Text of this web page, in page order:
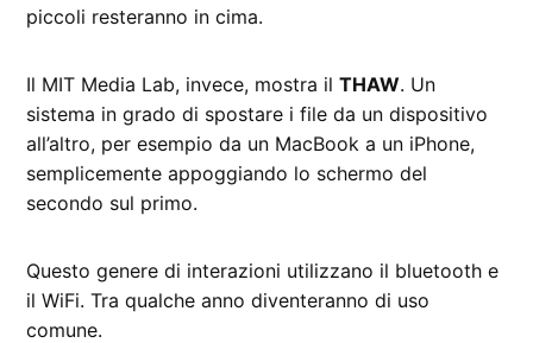
piccoli resteranno in cima.
Il MIT Media Lab, invece, mostra ilTHAW. Un
sistema in grado di spostare i file da un dispositivo
all’altro, per esempio da un MacBook a un iPhone,
semplicemente appoggiando lo schermo del
secondo sul primo.
Questo genere di interazioni utilizzano il bluetooth e
il WiFi. Tra qualche anno diventeranno di uso
comune.